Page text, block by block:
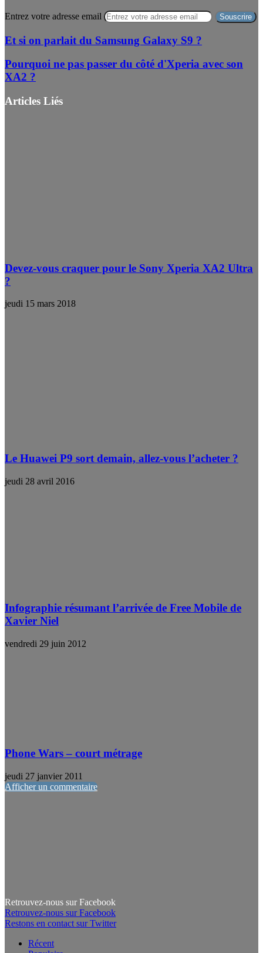
Entrez votre adresse email
Et si on parlait du Samsung Galaxy S9 ?
Pourquoi ne pas passer du côté d'Xperia avec son
XA2 ?
Articles Liés
Devez-vous craquer pour le Sony Xperia XA2 Ultra
?
jeudi 15 mars 2018
Le Huawei P9 sort demain, allez-vous l’acheter ?
jeudi 28 avril 2016
Infographie résumant l’arrivée de Free Mobile de
Xavier Niel
vendredi 29 juin 2012
Phone Wars – court métrage
jeudi 27 janvier 2011
Afficher un commentaire
Retrouvez-nous sur Facebook
Retrouvez-nous sur Facebook
Restons en contact sur Twitter
Récent